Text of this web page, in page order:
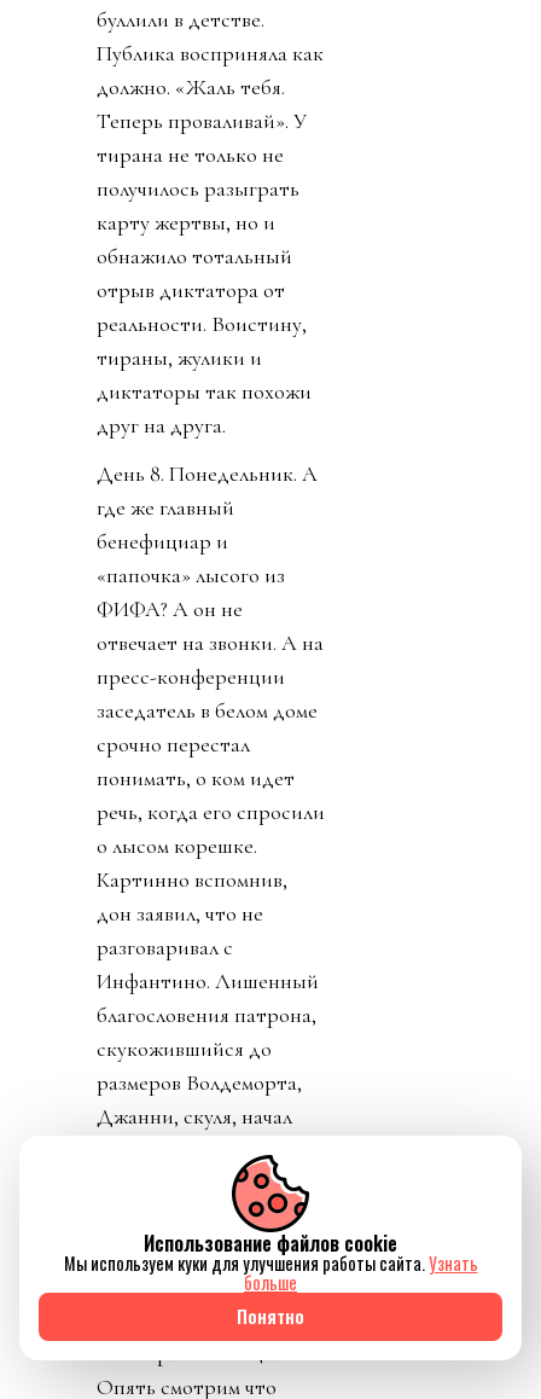
буллили в детстве.
Публика восприняла как
должно. «Жаль тебя.
Теперь проваливай». У
тирана не только не
получилось разыграть
карту жертвы, но и
обнажило тотальный
отрыв диктатора от
реальности. Воистину,
тираны, жулики и
диктаторы так похожи
друг на друга.
День 8. Понедельник. А
где же главный
бенефициар и
«папочка» лысого из
ФИФА? А он не
отвечает на звонки. А на
пресс-конференции
заседатель в белом доме
срочно перестал
понимать, о ком идет
речь, когда его спросили
о лысом корешке.
Картинно вспомнив,
дон заявил, что не
разговаривал с
Инфантино. Лишенный
благословения патрона,
скукожившийся до
размеров Волдеморта,
Джанни, скуля, начал
репостить копирующие
текст друг друга посты
приветствовавших
Инфантино, отменить
Опять смотрим что
Использование файлов cookie
Мы используем куки для улучшения работы сайта.Узнать
больше
Понятно